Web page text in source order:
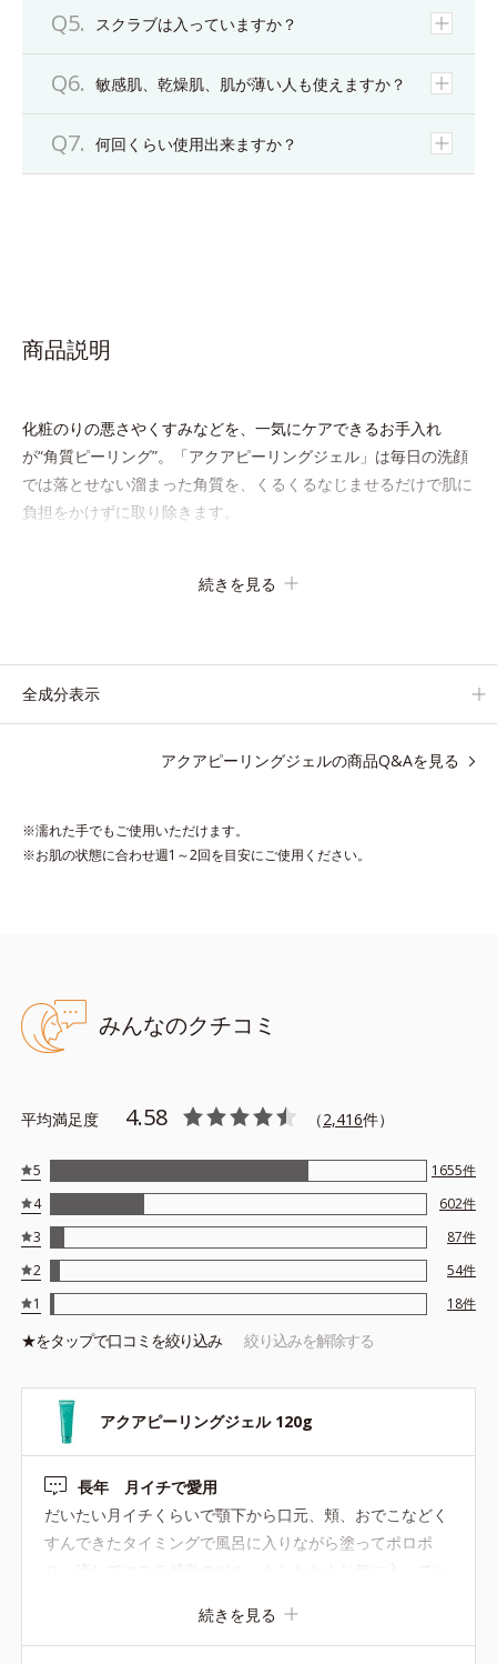
スクラブは入っていますか？
敏感肌、乾燥肌、肌が薄い人も使えますか？
何回くらい使用出来ますか？
商品説明
化粧のりの悪さやくすみなどを、一気にケアできるお手入れ
が“角質ピーリング”。「アクアピーリングジェル」は毎日の洗顔
では落とせない溜まった角質を、くるくるなじませるだけで肌に
負担をかけずに取り除きます。
やすく浮かせてから、「消しゴム」のようにポロポロに巻き込ん
て」「刺激が心配…」という方にもおすすめです。
ピーリング後の肌は、しっとりツルツルの触りごこち。表面の角
かで透明感あふれる素肌へ導きます。
●無油分、無香料、無着色 ●アクアミネラルモイストベース（海洋深
層水を含有した水で構成される保湿ベース）●リアクトキャッチファ
コールフリー
ことではありません。
続きを見る
全成分表示
アクアピーリングジェルの商品Q&Aを見る
※濡れた手でもご使用いただけます。
※お肌の状態に合わせ週1～2回を目安にご使用ください。
みんなのクチコミ
平均満足度 4.58 （2,416件）
5 1655件
4
602件
3
87件
2
54件
1
18件
★をタップで口コミを絞り込み 絞り込みを解除する
アクアピーリングジェル 120g
長年 月イチで愛用
だいたい月イチくらいで顎下から口元、頬、おでこなどく
すんできたタイミングで風呂に入りながら塗ってポロポ
続きを見る